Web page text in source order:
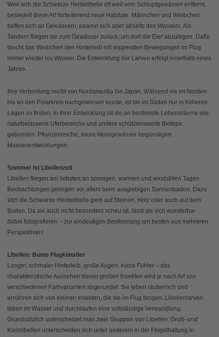
Weil sich die Schwarze Heidelibelle oft weit vom Schlupfgewässer entfernt,
besiedelt diese Art fortwährend neue Habitate. Männchen und Weibchen
treffen sich an Gewässern, paaren sich aber abseits des Wassers. Als
Tandem fliegen sie zum Gewässer zurück, um dort die Eier abzulegen. Dafür
taucht das Weibchen den Hinterleib mit wippenden Bewegungen im Flug
immer wieder ins Wasser. Die Entwicklung der Larven erfolgt innerhalb eines
Jahres.
Ihre Verbreitung reicht von Nordamerika bis Japan. Während sie im Norden
bis an den Polarkreis nachgewiesen wurde, ist sie im Süden nur in höheren
Lagen zu finden. In ihrer Entwicklung ist sie an bestimmte Lebensräume wie
naturbelassene Uferbereiche und andere schützenswerte Biotope
gebunden. Pflanzenreiche, saure Moorgewässer begünstigen
Massenentwicklungen.
Sommer ist Libellenzeit
Libellen fliegen am liebsten an sonnigen, warmen und windstillen Tagen.
Beobachtungen gelingen vor allem beim ausgiebigen Sonnenbaden: Dazu
sitzt die Schwarze Heidelibelle gern auf Steinen, Holz oder auch auf dem
Boden. Da sie auch nicht besonders scheu ist, lässt sie sich wunderbar
dabei fotografieren – zur eindeutigen Bestimmung am besten aus mehreren
Perspektiven!
Libellen: Bunte Flugkünstler
Langer, schmaler Hinterleib, große Augen, kurze Fühler – das
charakteristische Aussehen dieser großen Insekten wird je nach Art von
verschiedenen Farbvarianten abgerundet. Sie leben räuberisch und
ernähren sich von kleinen Insekten, die sie im Flug fangen. Libellenlarven
leben im Wasser und durchlaufen eine vollständige Verwandlung.
Grundsätzlich unterscheidet man zwei Gruppen von Libellen: Groß- und
Kleinlibellen unterscheiden sich unter anderem in der Flügelhaltung in